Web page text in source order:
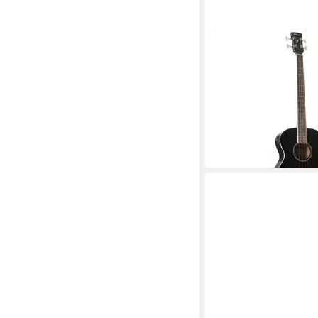
Akustik-Bass,
Akustik-Bässe,
WK Weathered Black
lieferbar - in 3-4